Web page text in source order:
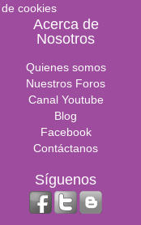
cookies
Acerca de
Nosotros
Quienes somos
Nuestros Foros
Canal Youtube
Blog
Facebook
Contáctanos
Síguenos